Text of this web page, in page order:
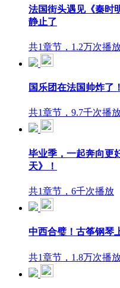
法国街头遇见《秦时
静止了
共1章节，1.2万次播
国乐团在法国帅炸了
共1章节，9.7千次播
毕业季，一起奔向更
天》！
共1章节，6千次播放
中西合璧！古筝钢琴
共1章节，1.8万次播